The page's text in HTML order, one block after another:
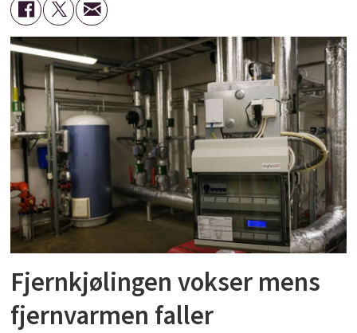
Fjernkjølingen vokser mens
fjernvarmen faller